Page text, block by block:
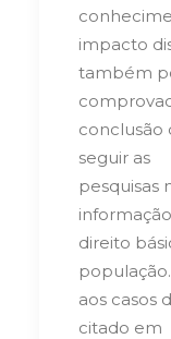
impacto
também
conclusão
seguir as
pesquisas
direito
aos casos
citado em